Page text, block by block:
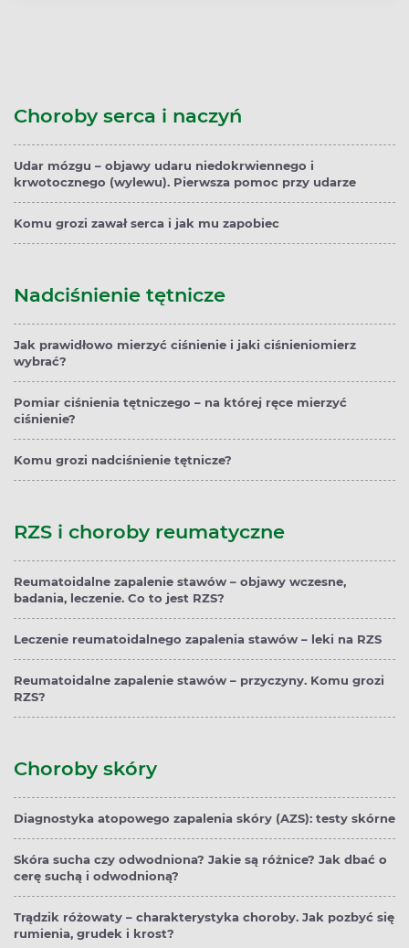
Choroby serca i naczyń
Udar mózgu – objawy udaru niedokrwiennego i
krwotocznego (wylewu). Pierwsza pomoc przy udarze
Komu grozi zawał serca i jak mu zapobiec
Nadciśnienie tętnicze
Jak prawidłowo mierzyć ciśnienie i jaki ciśnieniomierz
wybrać?
Pomiar ciśnienia tętniczego – na której ręce mierzyć
ciśnienie?
Komu grozi nadciśnienie tętnicze?
RZS i choroby reumatyczne
Reumatoidalne zapalenie stawów – objawy wczesne,
badania, leczenie. Co to jest RZS?
Leczenie reumatoidalnego zapalenia stawów – leki na RZS
Reumatoidalne zapalenie stawów – przyczyny. Komu grozi
RZS?
Choroby skóry
Diagnostyka atopowego zapalenia skóry (AZS): testy skórne
Skóra sucha czy odwodniona? Jakie są różnice? Jak dbać o
cerę suchą i odwodnioną?
Trądzik różowaty – charakterystyka choroby. Jak pozbyć się
rumienia, grudek i krost?